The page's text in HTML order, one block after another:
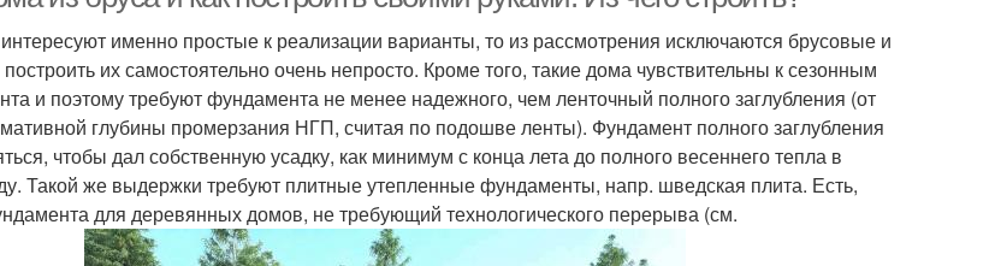
Дешёвый газоблок
именно простые к реализации варианты, то из рассмотрения исключаются брусовые и
их самостоятельно очень непросто. Кроме того, такие дома чувствительны к сезонным
и поэтому требуют фундамента не менее надежного, чем ленточный полного заглубления (от
глубины промерзания НГП, считая по подошве ленты). Фундамент полного заглубления
чтобы дал собственную усадку, как минимум с конца лета до полного весеннего тепла в
Такой же выдержки требуют плитные утепленные фундаменты, напр. шведская плита. Есть,
для деревянных домов, не требующий технологического перерыва (см.